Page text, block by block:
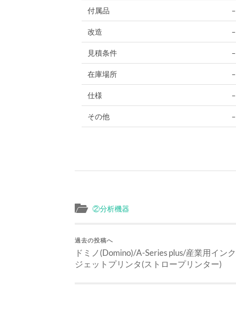
付属品 –
改造 –
見積条件 –
在庫場所 –
仕様 –
その他 –
②分析機器
過去の投稿へ
ドミノ(Domino)/A-Series plus/産業用インク
ジェットプリンタ(ストロープリンター)